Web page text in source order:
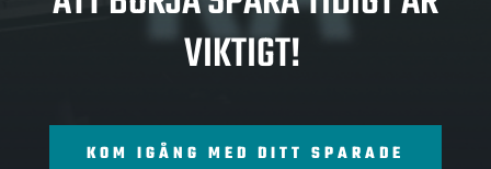
VIKTIGT!
KOM IGÅNG MED DITT SPARADE